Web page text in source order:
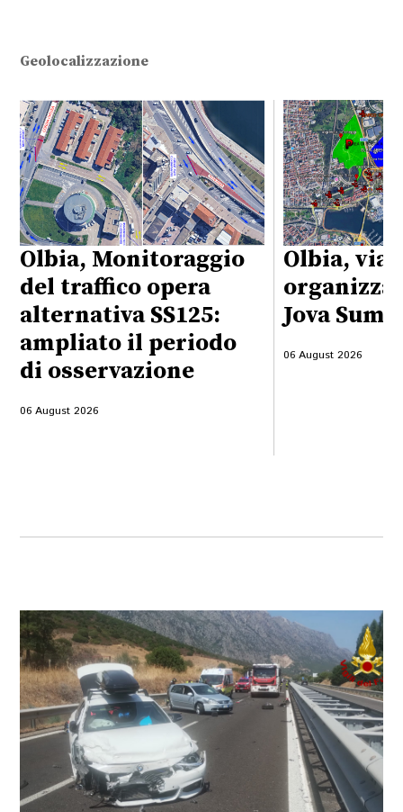
Geolocalizzazione
Olbia, Monitoraggio
del traffico opera
alternativa SS125:
ampliato il periodo
di osservazione
06 August 2026
Olbia,
Jova
06 August 2026